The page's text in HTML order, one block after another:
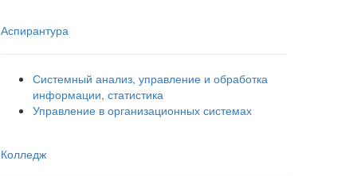
Аспирантура
Системный анализ, управление и обработка
информации, статистика
Управление в организационных системах
Колледж